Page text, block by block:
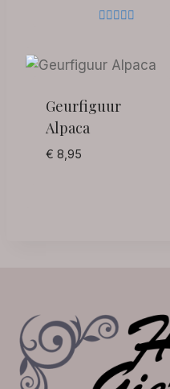
Geurfiguur
Alpaca
€ 8,95